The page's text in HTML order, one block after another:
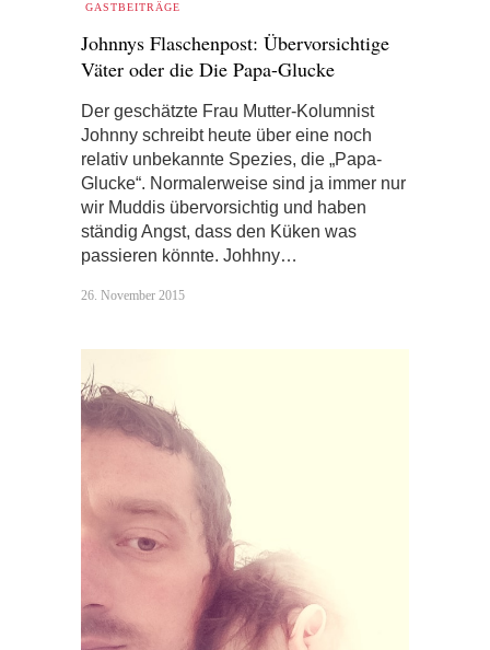
GASTBEITRÄGE
Johnnys Flaschenpost: Übervorsichtige
Väter oder die Die Papa-Glucke
Der geschätzte Frau Mutter-Kolumnist
Johnny schreibt heute über eine noch
relativ unbekannte Spezies, die „Papa-
Glucke“. Normalerweise sind ja immer nur
wir Muddis übervorsichtig und haben
ständig Angst, dass den Küken was
passieren könnte. Johhny…
26. November 2015